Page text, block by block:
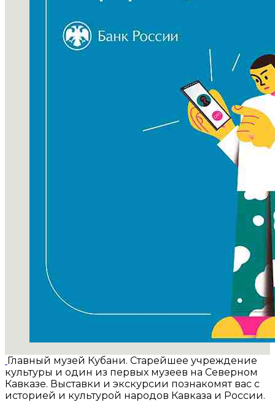
Главный музей Кубани. Старейшее учреждение
культуры и один из первых музеев на Северном
Кавказе. Выставки и экскурсии познакомят вас с
историей и культурой народов Кавказа и России.